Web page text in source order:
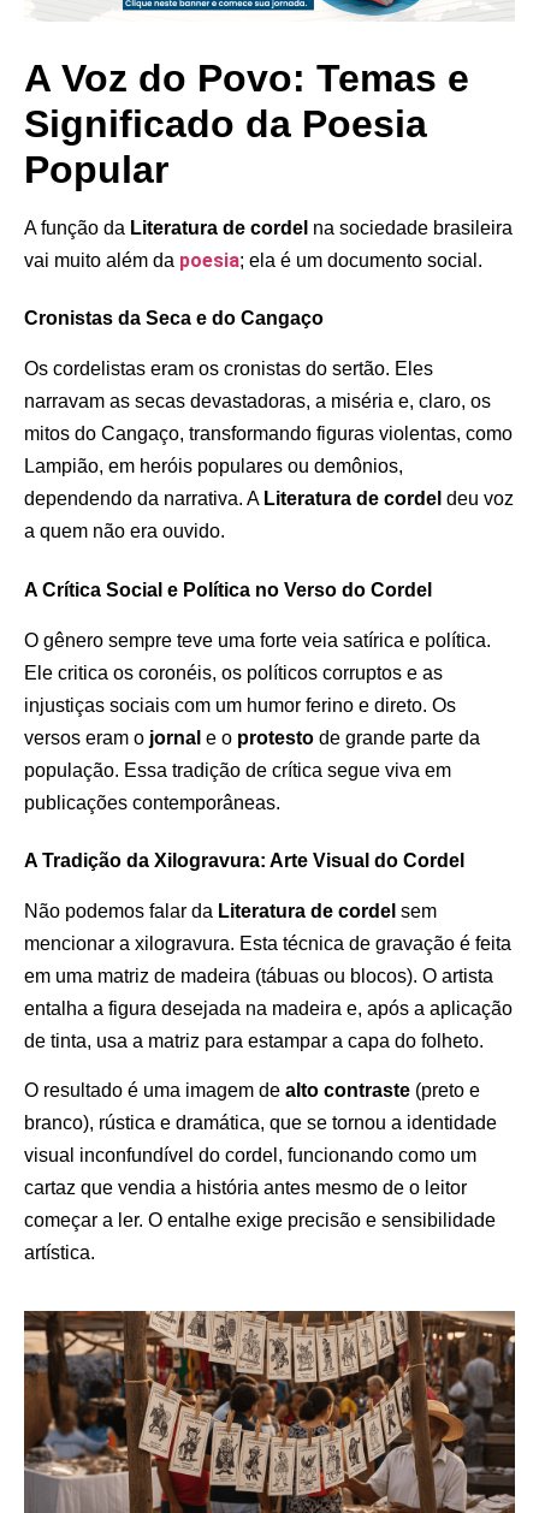
A Voz do Povo: Temas e
Significado da Poesia
Popular
A função da Literatura de cordel na sociedade brasileira
vai muito além da poesia; ela é um documento social.
Cronistas da Seca e do Cangaço
Os cordelistas eram os cronistas do sertão. Eles
narravam as secas devastadoras, a miséria e, claro, os
mitos do Cangaço, transformando figuras violentas, como
Lampião, em heróis populares ou demônios,
dependendo da narrativa. A Literatura de cordel deu voz
a quem não era ouvido.
A Crítica Social e Política no Verso do Cordel
O gênero sempre teve uma forte veia satírica e política.
Ele critica os coronéis, os políticos corruptos e as
injustiças sociais com um humor ferino e direto. Os
versos eram o jornal e o protesto de grande parte da
população. Essa tradição de crítica segue viva em
publicações contemporâneas.
A Tradição da Xilogravura: Arte Visual do Cordel
Não podemos falar da Literatura de cordel sem
mencionar a xilogravura. Esta técnica de gravação é feita
em uma matriz de madeira (tábuas ou blocos). O artista
entalha a figura desejada na madeira e, após a aplicação
de tinta, usa a matriz para estampar a capa do folheto.
O resultado é uma imagem de alto contraste (preto e
branco), rústica e dramática, que se tornou a identidade
visual inconfundível do cordel, funcionando como um
cartaz que vendia a história antes mesmo de o leitor
começar a ler. O entalhe exige precisão e sensibilidade
artística.